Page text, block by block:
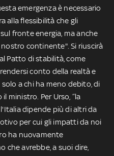
emergenza è necessario
alla flessibilità che gli
fronte energia, ma anche
continente". Si riuscirà
Patto di stabilità, come
conto della realtà e
a chi ha meno debito, di
ministro. Per Urso, “la
dipende più di altri da
per cui gli impatti da noi
ha nuovamente
che avrebbe, a suoi dire,